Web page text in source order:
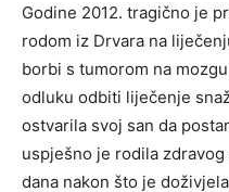
Godine 2012. tragično je
rodom iz Drvara na
borbi s tumorom na
odluku odbiti liječenje
ostvarila svoj san da
uspješno je rodila
dana nakon što je